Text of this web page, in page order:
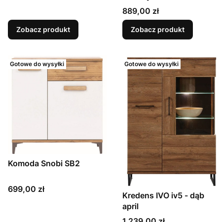
Zobacz produkt
Cena
889,00 zł
Zobacz produkt
Gotowe do wysyłki
Komoda Snobi SB2
Cena
699,00 zł
Gotowe do wysyłki
Kredens IVO iv5 - dąb
april